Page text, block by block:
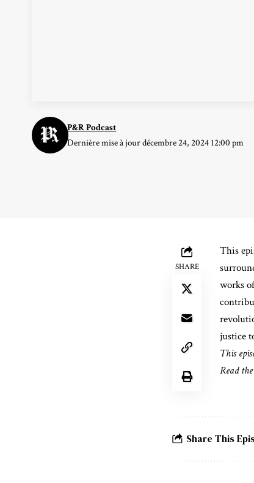
Dernière mise à jour décembre 24, 2024 12:00 pm
P&R Podcast
SHARE
This
works
justice
This
Read
Share This